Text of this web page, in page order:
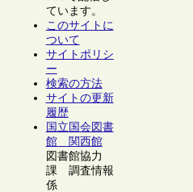
ています。
このサイトに
ついて
サイトポリシ
ー
検索の方法
サイトの更新
履歴
国立国会図書
館 関西館
図書館協力
課 調査情報
係